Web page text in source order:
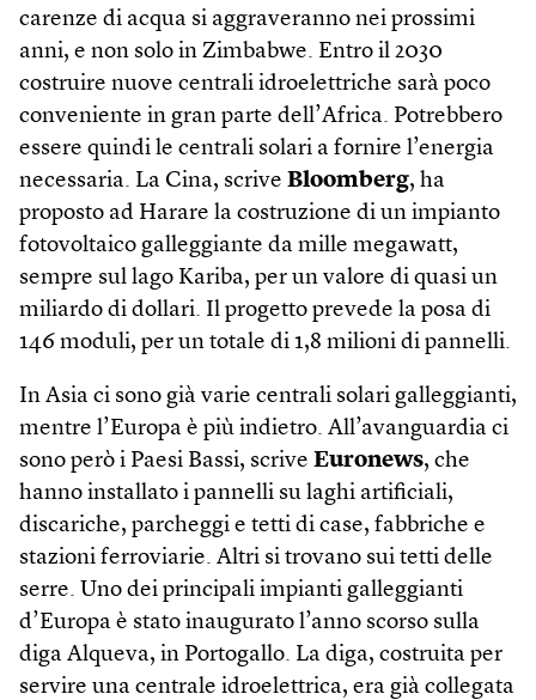
carenze di acqua si aggraveranno nei prossimi
anni, e non solo in Zimbabwe. Entro il 2030
costruire nuove centrali idroelettriche sarà poco
conveniente in gran parte dell’Africa. Potrebbero
essere quindi le centrali solari a fornire l’energia
necessaria. La Cina, scrive Bloomberg, ha
proposto ad Harare la costruzione di un impianto
fotovoltaico galleggiante da mille megawatt,
sempre sul lago Kariba, per un valore di quasi un
miliardo di dollari. Il progetto prevede la posa di
146 moduli, per un totale di 1,8 milioni di pannelli.
In Asia ci sono già varie centrali solari galleggianti,
mentre l’Europa è più indietro. All’avanguardia ci
sono però i Paesi Bassi, scrive Euronews, che
hanno installato i pannelli su laghi artificiali,
discariche, parcheggi e tetti di case, fabbriche e
stazioni ferroviarie. Altri si trovano sui tetti delle
serre. Uno dei principali impianti galleggianti
d’Europa è stato inaugurato l’anno scorso sulla
diga Alqueva, in Portogallo. La diga, costruita per
servire una centrale idroelettrica, era già collegata